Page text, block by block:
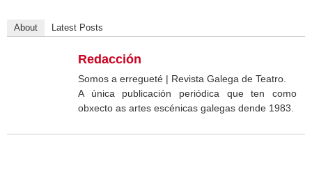
About Latest Posts
Redacción
Somos a erregueté | Revista Galega de Teatro.
A única publicación periódica que ten como
obxecto as artes escénicas galegas dende 1983.